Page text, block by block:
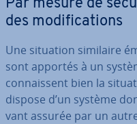
Par mesure de
des mo­di­fi­ca­tions
Une situation similaire
sont apportés à un
con­nais­sent bien la
dispose d’un système
vant assurée par un